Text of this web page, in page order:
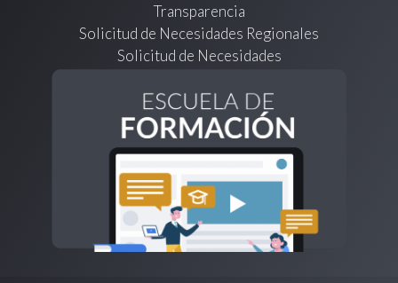
Transparencia
Solicitud de Necesidades Regionales
Solicitud de Necesidades